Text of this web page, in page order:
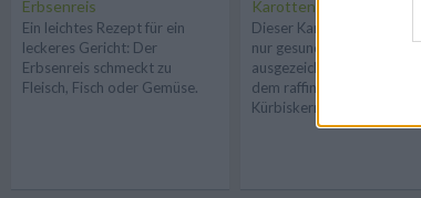
Erbsenreis
Ein leichtes Rezept für ein
leckeres Gericht: Der
Erbsenreis schmeckt zu
Fleisch, Fisch oder Gemüse.
Karottensalat
Dieser Karottensalat ist
nur gesund - er schmeckt
ausgezeichnet! Das liegt an
dem raffinierten Rezept mit
Kürbiskernen und Sprossen.